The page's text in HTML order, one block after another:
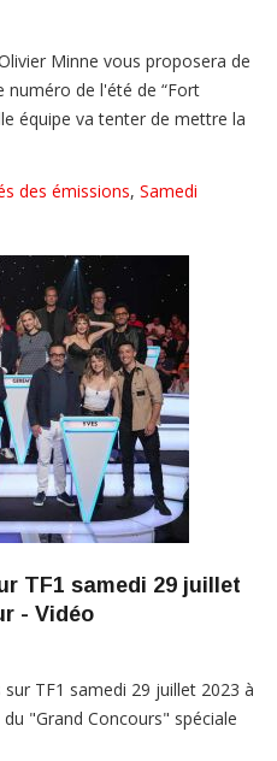
Minne vous proposera de
numéro de l'été de “Fort
équipe va tenter de mettre la
des émissions, Samedi
TF1 samedi 29 juillet
- Vidéo
TF1 samedi 29 juillet 2023 à
"Grand Concours" spéciale